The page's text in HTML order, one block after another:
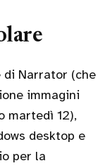
di Narrator (che
immagini
martedì 12),
desktop e
per la